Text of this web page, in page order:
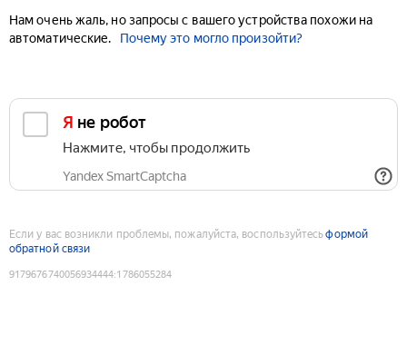
Нам очень жаль, но запросы с вашего устройства похожи на
автоматические.
Почему это могло произойти?
Я не робот
Нажмите, чтобы продолжить
Yandex SmartCaptcha
Если у вас возникли проблемы, пожалуйста, воспользуйтесьформой
обратной связи
9179676740056934444:1786055284